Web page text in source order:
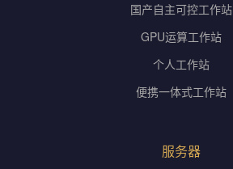
国产自主可控工作站
GPU运算工作站
个人工作站
便携一体式工作站
服务器